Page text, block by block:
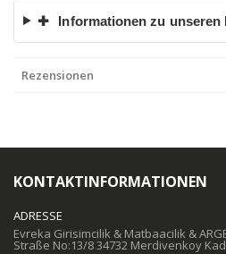
✚ Informationen zu unseren
Rezensionen
KONTAKTINFORMATIONEN
ADRESSE
Evreka Girisimcilik & Matbaacilik &
Straße No:13/8 34732 Merdivenkoy